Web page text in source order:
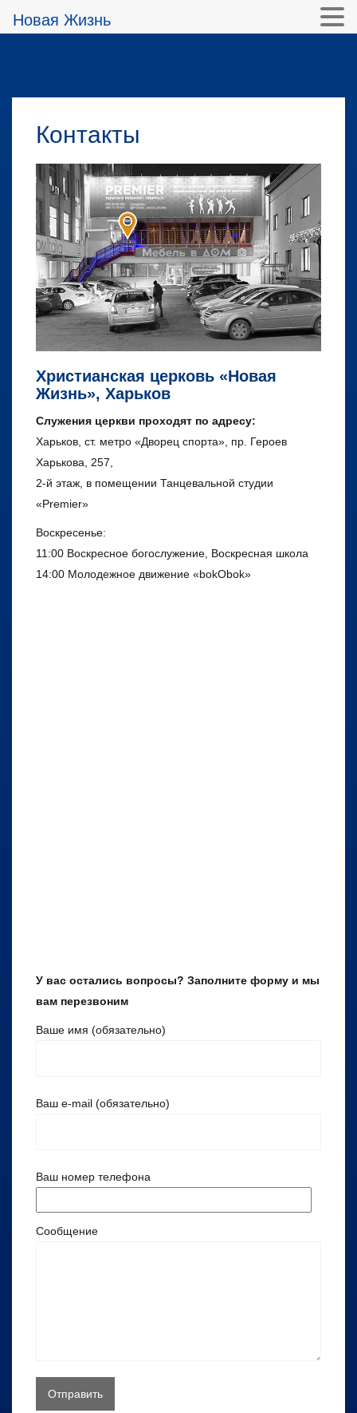
Контакты
Христианская церковь «Новая
Жизнь», Харьков
Служения церкви проходят по адресу:
Харьков, ст. метро «Дворец спорта», пр. Героев
Харькова, 257,
2-й этаж, в помещении Танцевальной студии
«Premier»
Воскресенье:
11:00 Воскресное богослужение, Воскресная школа
14:00 Молодежное движение «bokObok»
У вас остались вопросы? Заполните форму и мы
вам перезвоним
Ваше имя (обязательно)
Ваш e-mail (обязательно)
Ваш номер телефона
Сообщение
Новая Жизнь